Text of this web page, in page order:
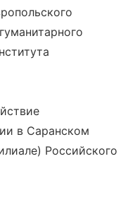
в Саранском
Российского